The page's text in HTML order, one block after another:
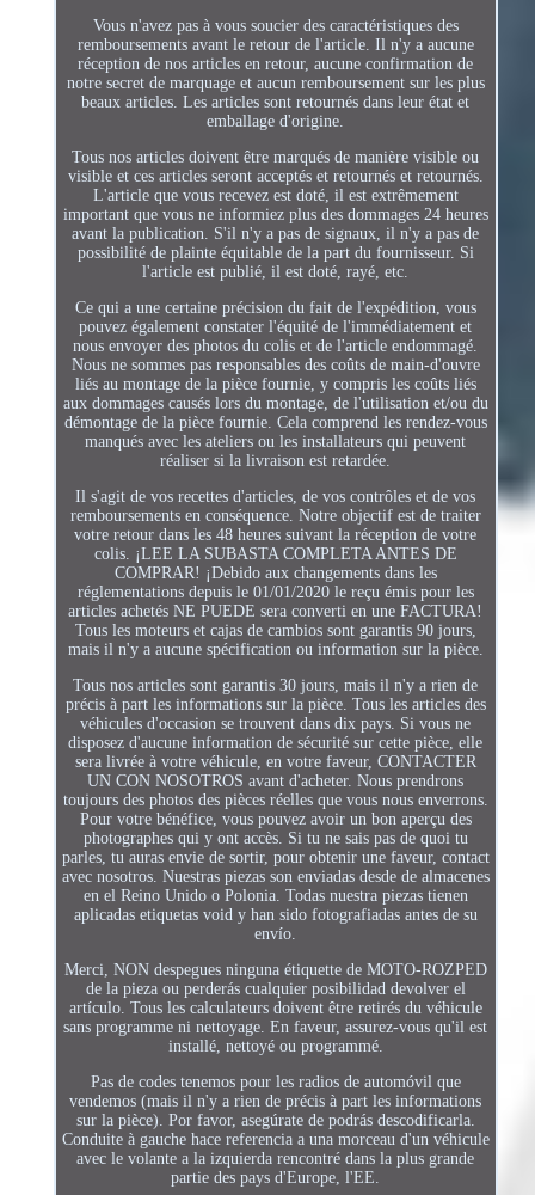
Vous n'avez pas à vous soucier des caractéristiques des
remboursements avant le retour de l'article. Il n'y a aucune
réception de nos articles en retour, aucune confirmation de
notre secret de marquage et aucun remboursement sur les plus
beaux articles. Les articles sont retournés dans leur état et
emballage d'origine.
Tous nos articles doivent être marqués de manière visible ou
visible et ces articles seront acceptés et retournés et retournés.
L'article que vous recevez est doté, il est extrêmement
important que vous ne informiez plus des dommages 24 heures
avant la publication. S'il n'y a pas de signaux, il n'y a pas de
possibilité de plainte équitable de la part du fournisseur. Si
l'article est publié, il est doté, rayé, etc.
Ce qui a une certaine précision du fait de l'expédition, vous
pouvez également constater l'équité de l'immédiatement et
nous envoyer des photos du colis et de l'article endommagé.
Nous ne sommes pas responsables des coûts de main-d'ouvre
liés au montage de la pièce fournie, y compris les coûts liés
aux dommages causés lors du montage, de l'utilisation et/ou du
démontage de la pièce fournie. Cela comprend les rendez-vous
manqués avec les ateliers ou les installateurs qui peuvent
réaliser si la livraison est retardée.
Il s'agit de vos recettes d'articles, de vos contrôles et de vos
remboursements en conséquence. Notre objectif est de traiter
votre retour dans les 48 heures suivant la réception de votre
colis. ¡LEE LA SUBASTA COMPLETA ANTES DE
COMPRAR! ¡Debido aux changements dans les
réglementations depuis le 01/01/2020 le reçu émis pour les
articles achetés NE PUEDE sera converti en une FACTURA!
Tous les moteurs et cajas de cambios sont garantis 90 jours,
mais il n'y a aucune spécification ou information sur la pièce.
Tous nos articles sont garantis 30 jours, mais il n'y a rien de
précis à part les informations sur la pièce. Tous les articles des
véhicules d'occasion se trouvent dans dix pays. Si vous ne
disposez d'aucune information de sécurité sur cette pièce, elle
sera livrée à votre véhicule, en votre faveur, CONTACTER
UN CON NOSOTROS avant d'acheter. Nous prendrons
toujours des photos des pièces réelles que vous nous enverrons.
Pour votre bénéfice, vous pouvez avoir un bon aperçu des
photographes qui y ont accès. Si tu ne sais pas de quoi tu
parles, tu auras envie de sortir, pour obtenir une faveur, contact
avec nosotros. Nuestras piezas son enviadas desde de almacenes
en el Reino Unido o Polonia. Todas nuestra piezas tienen
aplicadas etiquetas void y han sido fotografiadas antes de su
envío.
Merci, NON despegues ninguna étiquette de MOTO-ROZPED
de la pieza ou perderás cualquier posibilidad devolver el
artículo. Tous les calculateurs doivent être retirés du véhicule
sans programme ni nettoyage. En faveur, assurez-vous qu'il est
installé, nettoyé ou programmé.
Pas de codes tenemos pour les radios de automóvil que
vendemos (mais il n'y a rien de précis à part les informations
sur la pièce). Por favor, asegúrate de podrás descodificarla.
Conduite à gauche hace referencia a una morceau d'un véhicule
avec le volante a la izquierda rencontré dans la plus grande
partie des pays d'Europe, l'EE.